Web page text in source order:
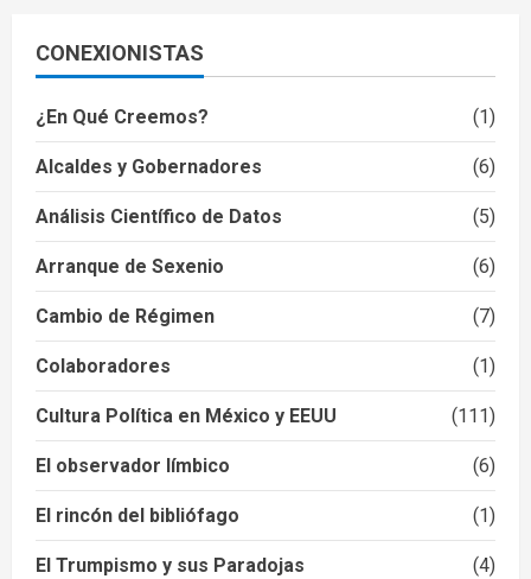
CONEXIONISTAS
¿En Qué Creemos? (1)
Alcaldes y Gobernadores (6)
Análisis Científico de Datos (5)
Arranque de Sexenio (6)
Cambio de Régimen (7)
Colaboradores (1)
Cultura Política en México y EEUU (111)
El observador límbico (6)
El rincón del bibliófago (1)
El Trumpismo y sus Paradojas (4)